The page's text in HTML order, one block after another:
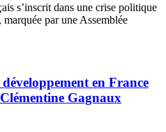
s’inscrit dans une crise politique
par une Assemblée
en France
Gagnaux